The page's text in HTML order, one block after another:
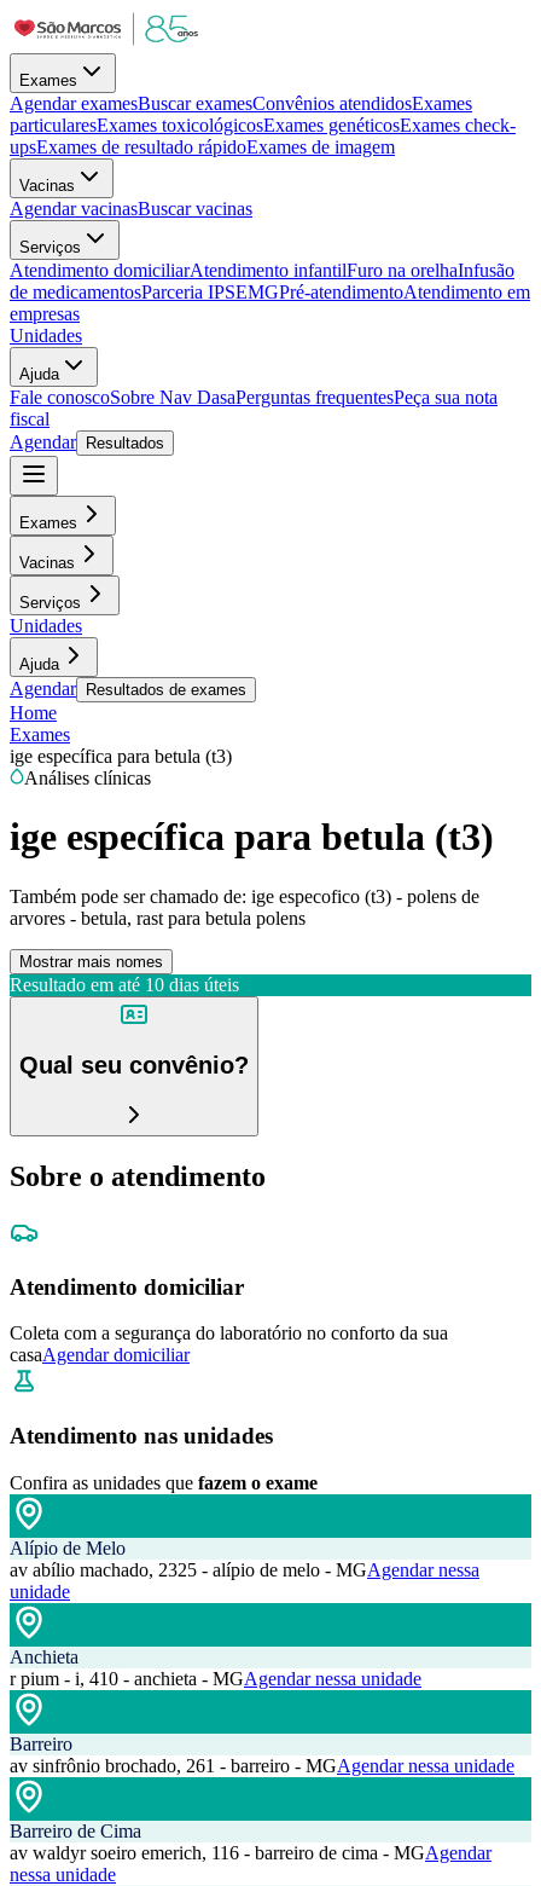
Exames
Agendar examesBuscar examesConvênios atendidosExames
particularesExames toxicológicosExames genéticosExames check-
upsExames de resultado rápidoExames de imagem
Vacinas
Agendar vacinasBuscar vacinas
Serviços
Atendimento domiciliarAtendimento infantilFuro na orelhaInfusão
de medicamentosParceria IPSEMGPré-atendimentoAtendimento em
empresas
Unidades
Ajuda
Fale conoscoSobre Nav DasaPerguntas frequentesPeça sua nota
fiscal
Agendar
Resultados
Exames
Vacinas
Serviços
Unidades
Ajuda
Agendar Resultados de exames
Home
Exames
ige específica para betula (t3)
Análises clínicas
ige específica para betula (t3)
Também pode ser chamado de: ige especofico (t3) - polens de
arvores - betula, rast para betula polens
Mostrar mais nomes
Resultado em até 10 dias úteis
Qual seu convênio?
Sobre o atendimento
Atendimento domiciliar
Coleta com a segurança do laboratório no conforto da sua
casaAgendar domiciliar
Atendimento nas unidades
Confira as unidades que fazem o exame
Alípio de Melo
av abílio machado, 2325 - alípio de melo - MGAgendar nessa
unidade
Anchieta
r pium - i, 410 - anchieta - MGAgendar nessa unidade
Barreiro
av sinfrônio brochado, 261 - barreiro - MGAgendar nessa unidade
Barreiro de Cima
av waldyr soeiro emerich, 116 - barreiro de cima - MGAgendar
nessa unidade